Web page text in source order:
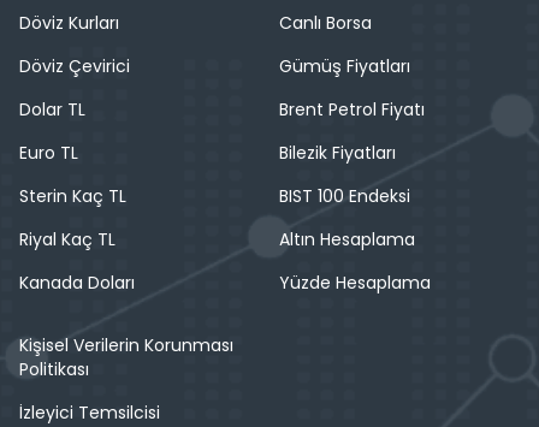
Döviz Kurları
Döviz Çevirici
Dolar TL
Euro TL
Sterin Kaç TL
Riyal Kaç TL
Kanada Doları
Canlı Borsa
Gümüş Fiyatları
Brent Petrol Fiyatı
Bilezik Fiyatları
BIST 100 Endeksi
Altın Hesaplama
Yüzde Hesaplama
Kişisel Verilerin Korunması
Politikası
İzleyici Temsilcisi